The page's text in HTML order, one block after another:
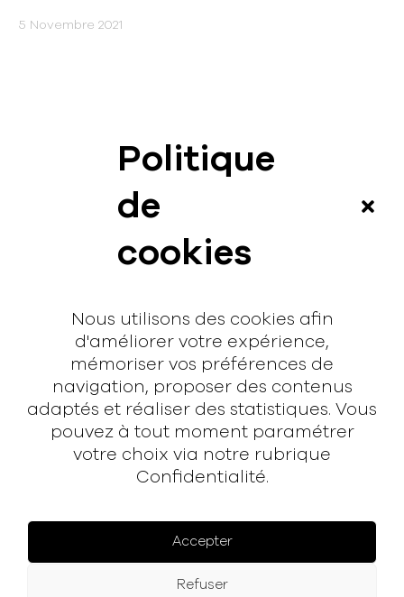
Politique
de
cookies
Nous utilisons des cookies afin
d'améliorer votre expérience,
mémoriser vos préférences de
navigation, proposer des contenus
adaptés et réaliser des statistiques. Vous
pouvez à tout moment paramétrer
votre choix via notre rubrique
Confidentialité.
Accepter
Refuser
5 Novembre 2021
Interview
Contact
hello@rodmusic.fr
SubmitHub
Groover
À propos
Mentions légales